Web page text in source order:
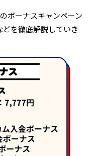
ボーナスキャンペーン
を徹底解説していき